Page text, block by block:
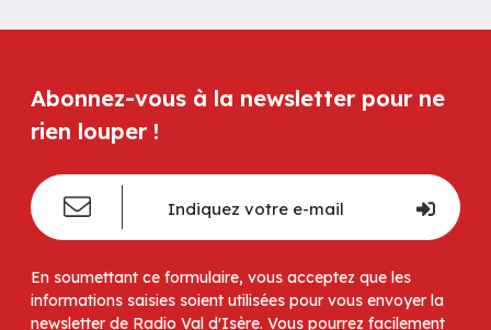
Abonnez-vous à la newsletter pour ne
rien louper !
En soumettant ce formulaire, vous acceptez que les
informations saisies soient utilisées pour vous envoyer la
newsletter de Radio Val d'Isère. Vous pourrez facilement